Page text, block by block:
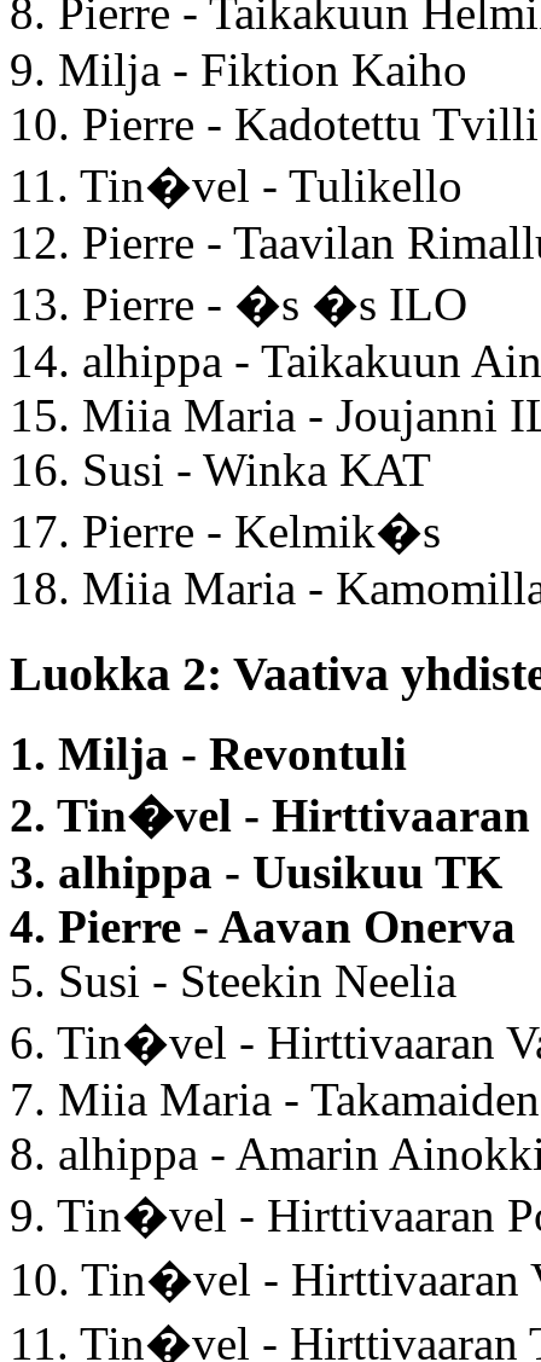
8. Pierre - Taikakuun
9. Milja - Fiktion Kaiho
10. Pierre - Kadotettu Tvilli
11. Tin�vel - Tulikello
12. Pierre - Taavilan
13. Pierre - �s �s ILO
14. alhippa - Taikakuun
15. Miia Maria - Joujanni
16. Susi - Winka KAT
17. Pierre - Kelmik�s
18. Miia Maria -
Luokka 2: Vaativa
1. Milja - Revontuli
2. Tin�vel -
3. alhippa - Uusikuu TK
4. Pierre - Aavan Onerva
5. Susi - Steekin Neelia
6. Tin�vel - Hirttivaaran
7. Miia Maria -
8. alhippa - Amarin
9. Tin�vel - Hirttivaaran
10. Tin�vel - Hirttivaaran
11. Tin�vel -